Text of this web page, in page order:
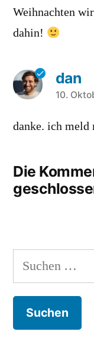
Weihnachten
dahin!
dan
10.
danke. ich meld
Die
Suchen
nach: